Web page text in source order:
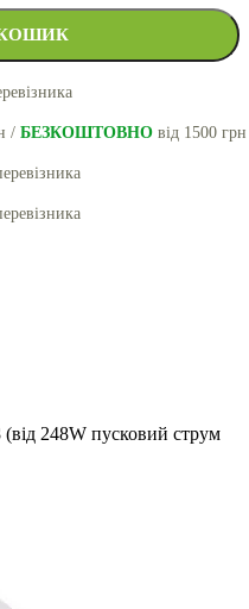
/ БЕЗКОШТОВНО від 1500 грн
248W пусковий струм